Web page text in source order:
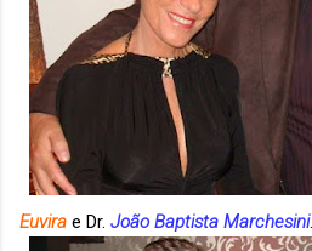
Euvira e Dr. João Baptista Marchesini.